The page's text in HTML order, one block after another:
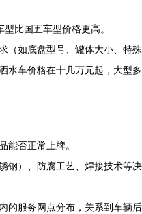
型比国五车型价格更高。
（如底盘型号、罐体大小、特殊
水车价格在十几万元起，大型多
能否正常上牌。
钢）、防腐工艺、焊接技术等决
的服务网点分布，关系到车辆后